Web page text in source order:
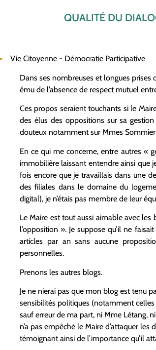
QUALITÉ DU
Vie Citoyenne - Démocratie Participative
Dans ses nombreuses et longues prises
ému de l’absence de respect mutuel
Ces propos seraient touchants si le
des élus des oppositions sur sa
douteux notamment sur Mmes
En ce qui me concerne, entre autres «
immobilière laissant entendre ainsi que
fois encore que je travaillais dans une
des filiales dans le domaine du
digital), je n’étais pas membre de leur
Le Maire est tout aussi aimable avec
l’opposition ». Je suppose qu’il ne
articles par an sans aucune
personnelles.
Prenons les autres blogs.
Je ne nierai pas que mon blog est tenu
sensibilités politiques (notamment
sauf erreur de ma part, ni Mme Létang,
n’a pas empêché le Maire d’attaquer
témoignant ainsi de l’importance qu’il